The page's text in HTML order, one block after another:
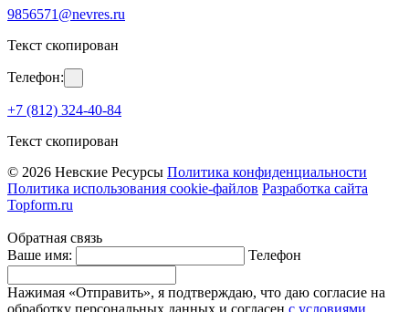
9856571@nevres.ru
Текст скопирован
Телефон:
+7 (812) 324-40-84
Текст скопирован
© 2026 Невские Ресурсы Политика конфиденциальности
Политика использования cookie-файлов Разработка сайта
Topform.ru
Обратная связь
Ваше имя:
Телефон
Нажимая «Отправить», я подтверждаю, что даю согласие на
обработку персональных данных и согласен с условиями